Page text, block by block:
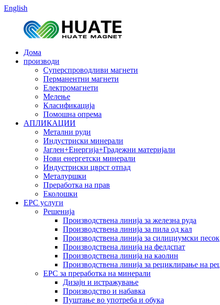
English
Дома
производи
Суперспроводливи магнети
Перманентни магнети
Електромагнети
Мелење
Класификација
Помошна опрема
АПЛИКАЦИИ
Метални руди
Индустриски минерали
Јаглен+Енергија+Градежни материјали
Нови енергетски минерали
Индустриски цврст отпад
Металуршки
Преработка на прав
Еколошки
EPC услуги
Решенија
Производствена линија за железна руда
Производствена линија за пила од кал
Производствена линија за силициумски песок
Производствена линија на фелдспат
Производствена линија на каолин
Производствена линија за рециклирање на
EPC за преработка на минерали
Дизајн и истражување
Производство и набавка
Пуштање во употреба и обука